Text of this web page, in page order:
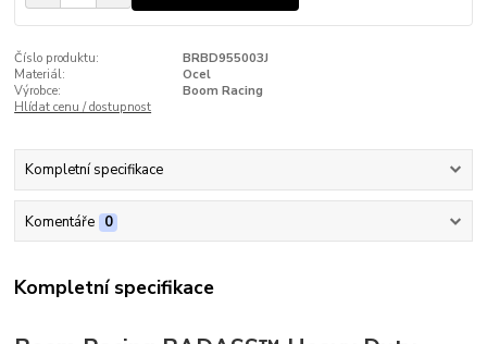
Číslo produktu:
BRBD955003J
Materiál:
Ocel
Výrobce:
Boom Racing
Hlídat cenu / dostupnost
Kompletní specifikace
Komentáře 0
Kompletní specifikace